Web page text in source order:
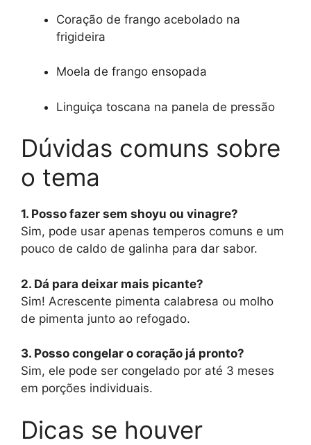
Coração de frango acebolado na
frigideira
Moela de frango ensopada
Linguiça toscana na panela de pressão
Dúvidas comuns sobre
o tema
1. Posso fazer sem shoyu ou vinagre?
Sim, pode usar apenas temperos comuns e um
pouco de caldo de galinha para dar sabor.
2. Dá para deixar mais picante?
Sim! Acrescente pimenta calabresa ou molho
de pimenta junto ao refogado.
3. Posso congelar o coração já pronto?
Sim, ele pode ser congelado por até 3 meses
em porções individuais.
Dicas se houver